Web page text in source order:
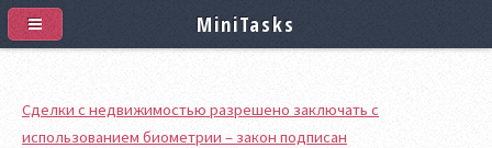
Сделки с недвижимостью разрешено заключать с
использованием биометрии – закон подписан
MiniTasks